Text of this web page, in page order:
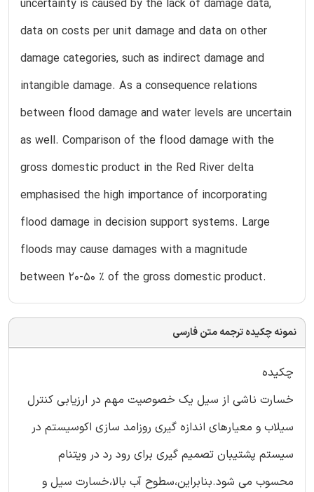
uncertainty is caused by the lack of damage data,
data on costs per unit damage and data on other
damage categories, such as indirect damage and
intangible damage. As a consequence relations
between flood damage and water levels are uncertain
as well. Comparison of the flood damage with the
gross domestic product in the Red River delta
emphasised the high importance of incorporating
flood damage in decision support systems. Large
floods may cause damages with a magnitude
between 20-50 % of the gross domestic product.
نمونه چکیده ترجمه متن فارسی
چکیده
خسارت ناشی از سیل یک خصوصیت مهم در ارزیابی کنترل
سیلاب و معیارهای اندازه گیری روزامد سازی اکوسیستم در
سیستم پشتیبان تصمیم گیری برای رود رد در ویتنام
محسوب می شود.بنابراین،سطوح آب بالا،خسارت سیل و